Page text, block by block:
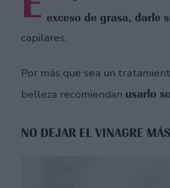
exceso de grasa, darle
capilares.
Por más que sea un
belleza recomiendan usarlo
NO DEJAR EL VINAGRE